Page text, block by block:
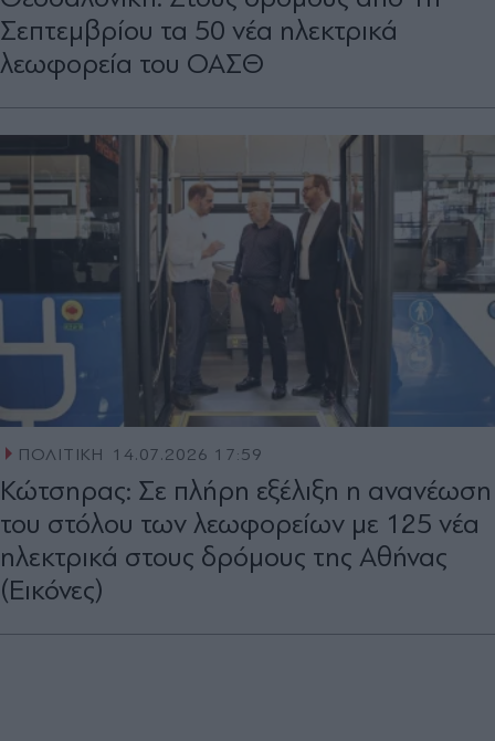
Σεπτεμβρίου τα 50 νέα ηλεκτρικά
λεωφορεία του ΟΑΣΘ
ΠΟΛΙΤΙΚΗ 14.07.2026 17:59
Κώτσηρας: Σε πλήρη εξέλιξη η ανανέωση
του στόλου των λεωφορείων με 125 νέα
ηλεκτρικά στους δρόμους της Αθήνας
(Εικόνες)